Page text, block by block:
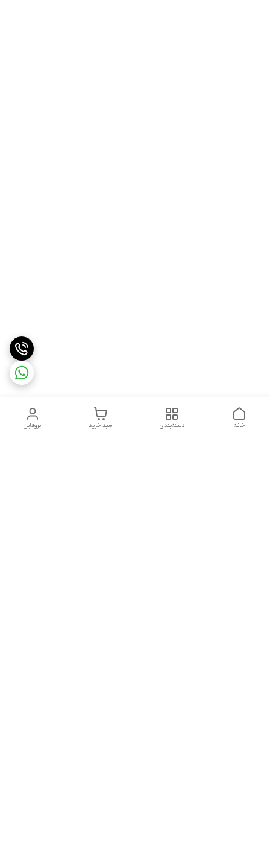
پروفایل سبد خرید دسته‌بندی خانه